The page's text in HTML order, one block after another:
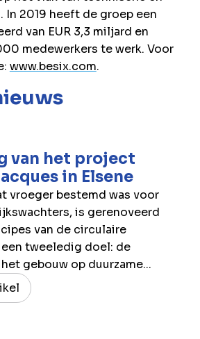
In 2019 heeft de groep een
van EUR 3,3 miljard en
medewerkers te werk. Voor
www.besix.com.
van het project
in Elsene
vroeger bestemd was voor
is gerenoveerd
van de circulaire
tweeledig doel: de
gebouw op duurzame...